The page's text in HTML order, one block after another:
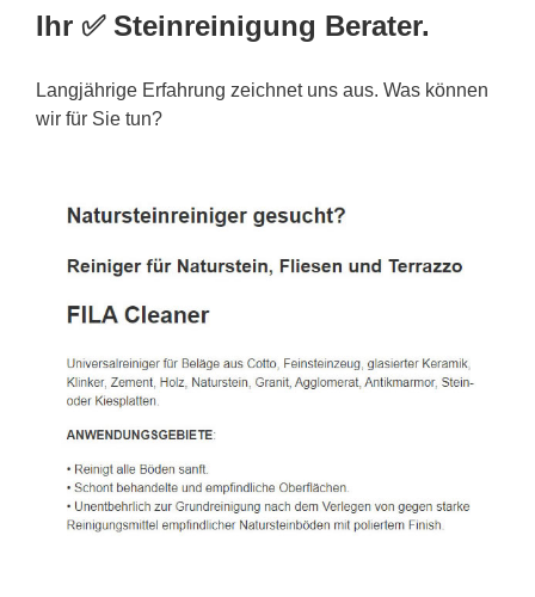
Ihr ✅ Steinreinigung Berater.
Langjährige Erfahrung zeichnet uns aus. Was können
wir für Sie tun?